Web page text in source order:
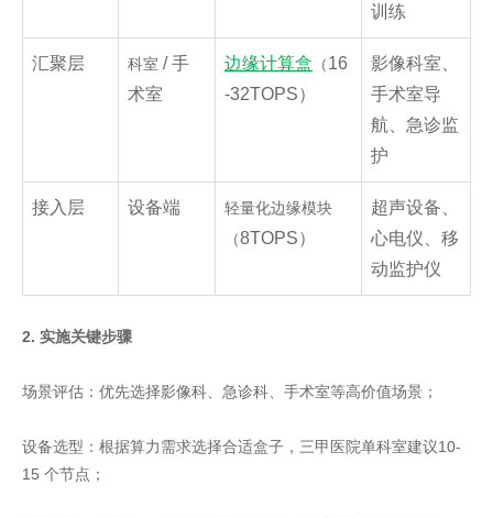
训练
汇聚层 科室 / 手
术室
边缘计算盒 （16
-32TOPS）
影像科室、
手术室导
航、急诊监
护
接入层 设备端
轻量化边缘模块
（8TOPS）
超声设备、
心电仪、移
动监护仪
2. 实施关键步骤
场景评估：优先选择影像科、急诊科、手术室等高价值场景；
设备选型：根据算力需求选择合适盒子，三甲医院单科室建议10-
15 个节点；